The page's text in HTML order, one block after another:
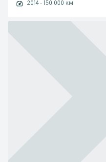
2014 - 150 000 км